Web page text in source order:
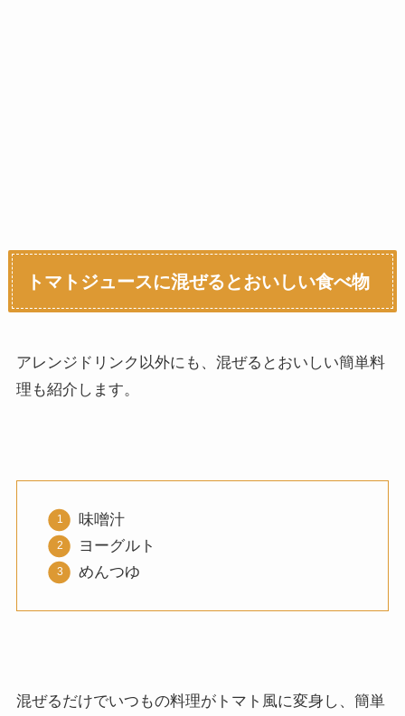
トマトジュースに混ぜるとおいしい食べ物
アレンジドリンク以外にも、混ぜるとおいしい簡単料
理も紹介します。
味噌汁
ヨーグルト
めんつゆ
混ぜるだけでいつもの料理がトマト風に変身し、簡単